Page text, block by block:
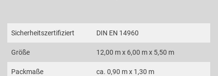
Sicherheitszertifiziert DIN EN 14960
Größe 12,00 m x 6,00 m x 5,50 m
Packmaße ca. 0,90 m x 1,30 m